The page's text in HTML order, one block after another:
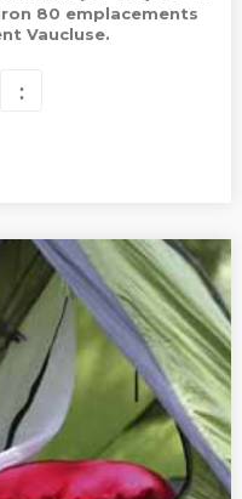
80 emplacements
Vaucluse.